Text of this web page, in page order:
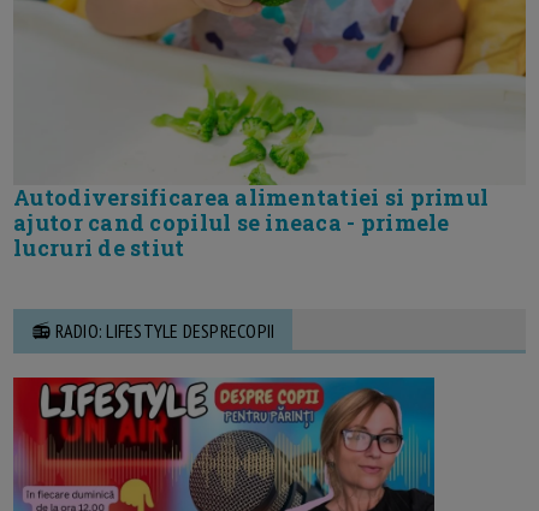
Autodiversificarea alimentatiei si primul
ajutor cand copilul se ineaca - primele
lucruri de stiut
📻 RADIO: LIFESTYLE DESPRECOPII